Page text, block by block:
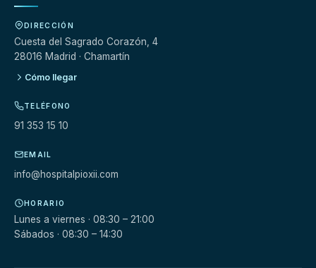
DIRECCIÓN
Cuesta del Sagrado Corazón, 4
28016 Madrid · Chamartín
Cómo llegar
TELÉFONO
91 353 15 10
EMAIL
info@hospitalpioxii.com
HORARIO
Lunes a viernes · 08:30 – 21:00
Sábados · 08:30 – 14:30